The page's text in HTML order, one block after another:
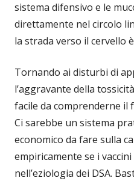
sistema difensivo e le
direttamente nel circolo
la strada verso il cervello
Tornando ai disturbi di
l’aggravante della
facile da comprenderne il
Ci sarebbe un sistema
economico da fare sulla
empiricamente se i
nell’eziologia dei DSA.